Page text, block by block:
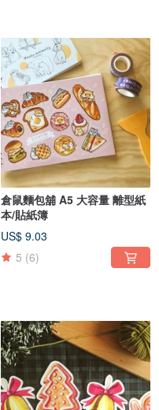
倉鼠麵包舖 A5 大容量 離型紙
本/貼紙簿
US$ 9.03
5 (6)